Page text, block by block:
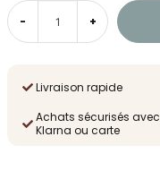
- +
Livraison rapide
Achats sécurisés avec
Klarna ou carte